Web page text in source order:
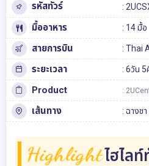
รหัสทัวร์ :
มื้ออาหาร : 14 มื้อ
สายการบิน : Thai
ระยะเวลา : 6วัน 5
Product :
เส้นทาง : ฉางชา
Highlight ไฮไลท์